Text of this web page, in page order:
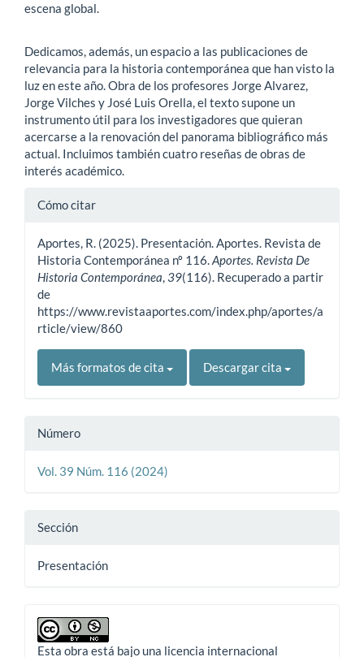
escena global.
Dedicamos, además, un espacio a las publicaciones de
relevancia para la historia contemporánea que han visto la
luz en este año. Obra de los profesores Jorge Alvarez,
Jorge Vilches y José Luis Orella, el texto supone un
instrumento útil para los investigadores que quieran
acercarse a la renovación del panorama bibliográfico más
actual. Incluimos también cuatro reseñas de obras de
interés académico.
Detalles
artículo
Cómo citar
Aportes, R. (2025). Presentación. Aportes. Revista de
Historia Contemporánea nº 116.Aportes. Revista De
Historia Contemporánea,39(116). Recuperado a partir
de
https://www.revistaaportes.com/index.php/aportes/a
rticle/view/860
Más formatos de cita Descargar cita
Número
Vol. 39 Núm. 116 (2024)
Sección
Presentación
Esta obra está bajo una licencia internacional